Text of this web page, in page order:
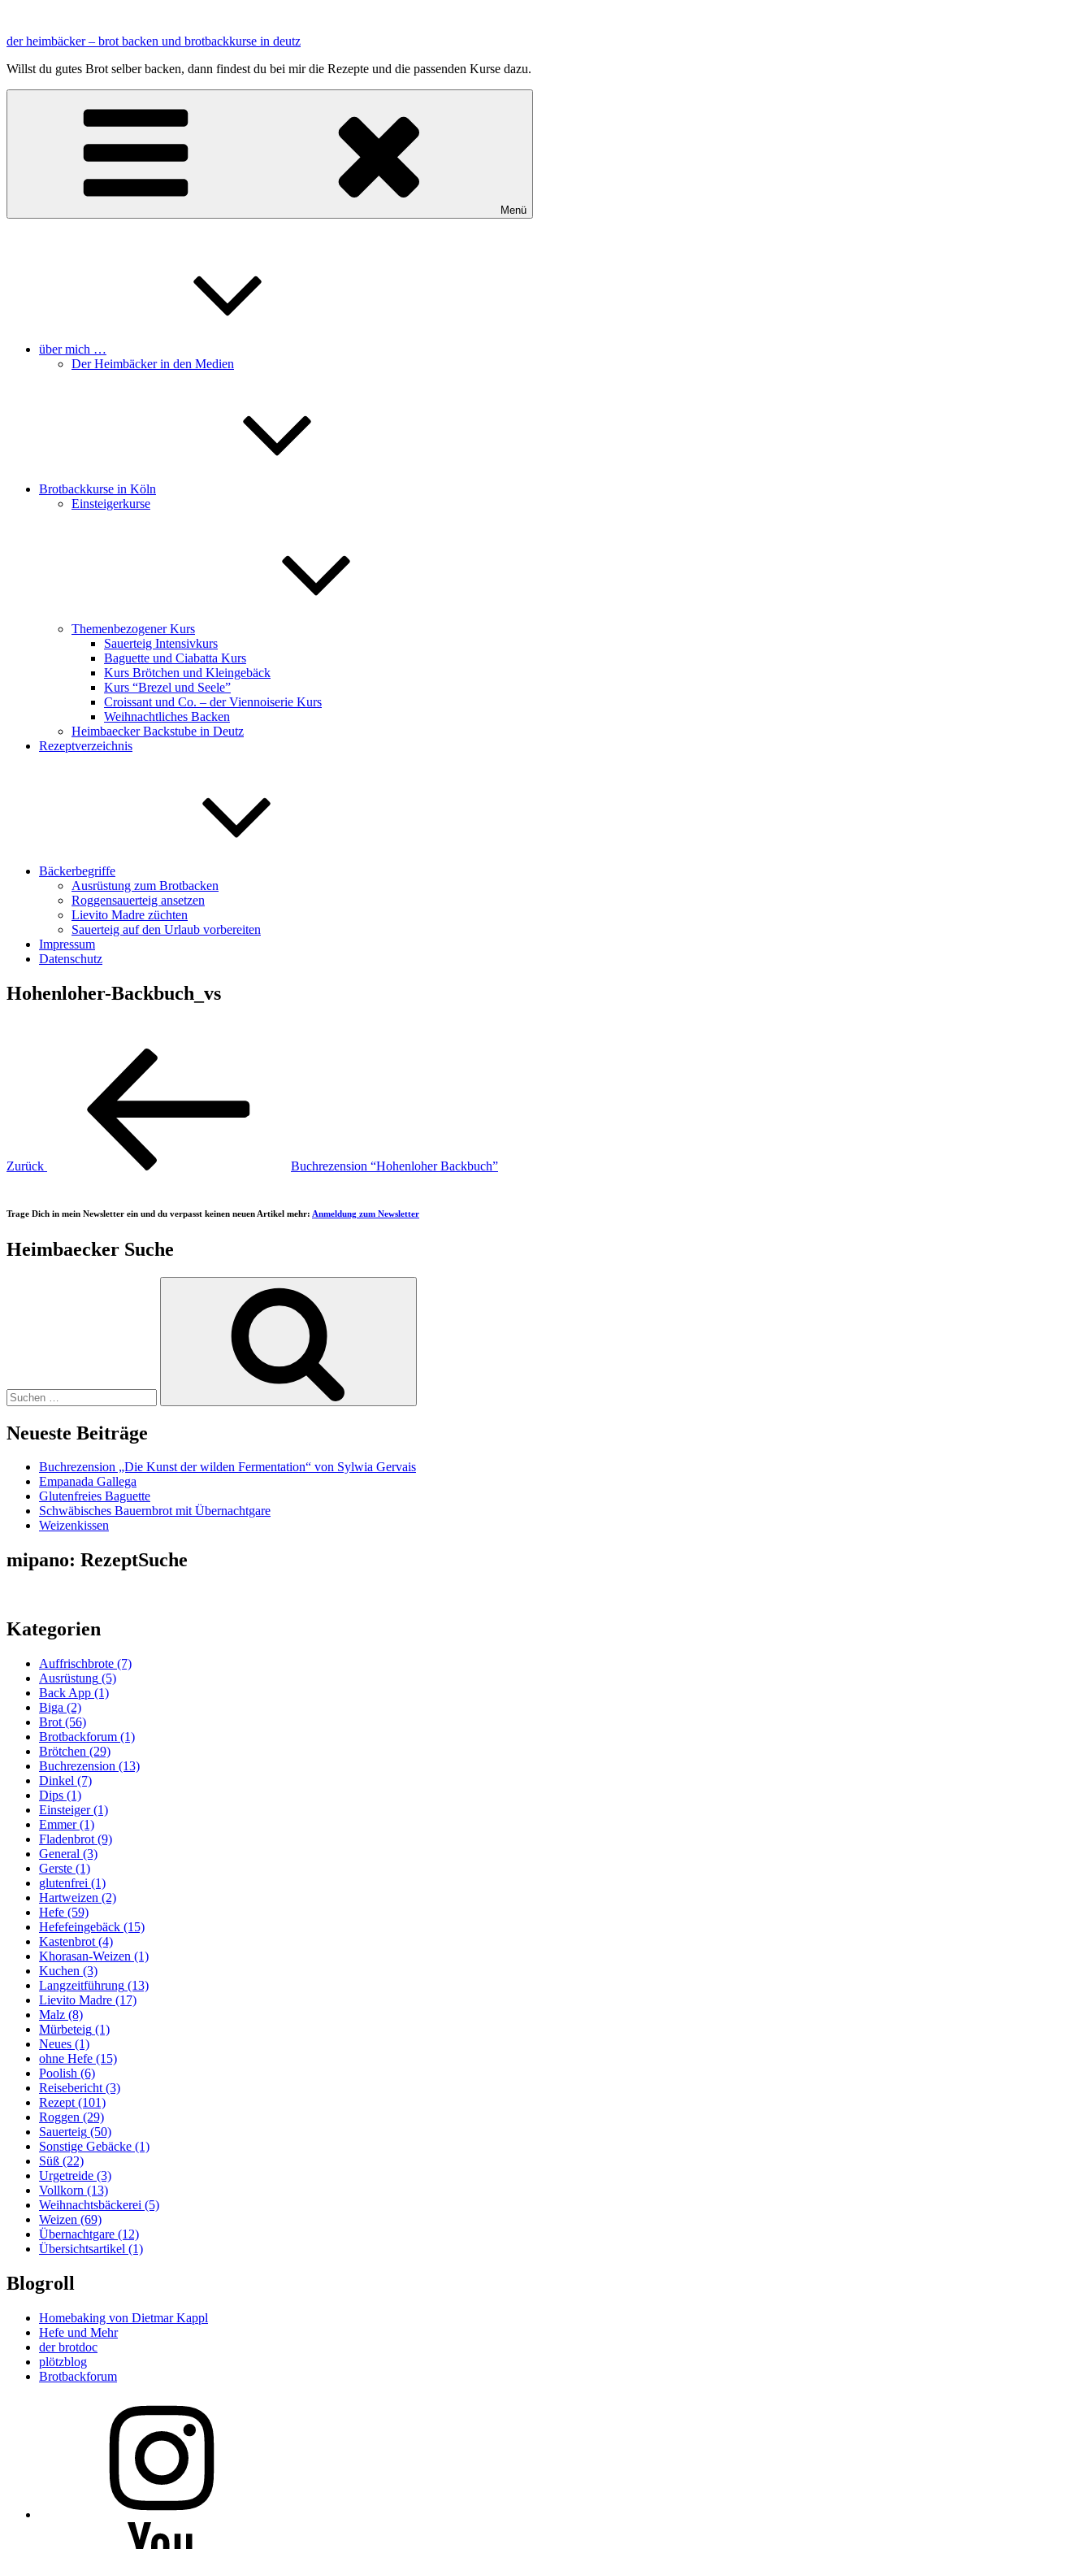
springen
der heimbäcker – brot backen und brotbackkurse in deutz
Willst du gutes Brot selber backen, dann findest du bei mir die Rezepte und die passenden Kurse dazu.
Menü
über mich …
Der Heimbäcker in den Medien
Brotbackkurse in Köln
Einsteigerkurse
Themenbezogener Kurs
Sauerteig Intensivkurs
Baguette und Ciabatta Kurs
Kurs Brötchen und Kleingebäck
Kurs “Brezel und Seele”
Croissant und Co. – der Viennoiserie Kurs
Weihnachtliches Backen
Heimbaecker Backstube in Deutz
Rezeptverzeichnis
Bäckerbegriffe
Ausrüstung zum Brotbacken
Roggensauerteig ansetzen
Lievito Madre züchten
Sauerteig auf den Urlaub vorbereiten
Impressum
Datenschutz
Hohenloher-Backbuch_vs
Beitragsnavigation
Zurück Buchrezension “Hohenloher Backbuch”
Trage Dich in mein Newsletter ein und du verpasst keinen neuen Artikel mehr: Anmeldung zum Newsletter
Heimbaecker Suche
Neueste Beiträge
Buchrezension „Die Kunst der wilden Fermentation“ von Sylwia Gervais
Empanada Gallega
Glutenfreies Baguette
Schwäbisches Bauernbrot mit Übernachtgare
Weizenkissen
mipano: RezeptSuche
Kategorien
Auffrischbrote (7)
Ausrüstung (5)
Back App (1)
Biga (2)
Brot (56)
Brotbackforum (1)
Brötchen (29)
Buchrezension (13)
Dinkel (7)
Dips (1)
Einsteiger(1)
Emmer(1)
Fladenbrot (9)
General (3)
Gerste (1)
glutenfrei (1)
Hartweizen (2)
Hefe (59)
Hefefeingebäck (15)
Kastenbrot (4)
Khorasan-Weizen (1)
Kuchen (3)
Langzeitführung (13)
Lievito Madre (17)
Malz (8)
Mürbeteig (1)
Neues (1)
ohne Hefe (15)
Poolish (6)
Reisebericht (3)
Rezept (101)
Roggen (29)
Sauerteig (50)
Sonstige Gebäcke (1)
Süß (22)
Urgetreide (3)
Vollkorn (13)
Weihnachtsbäckerei (5)
Weizen (69)
Übernachtgare (12)
Übersichtsartikel (1)
Blogroll
Homebaking von Dietmar Kappl
Hefe und Mehr
der brotdoc
plötzblog
Brotbackforum